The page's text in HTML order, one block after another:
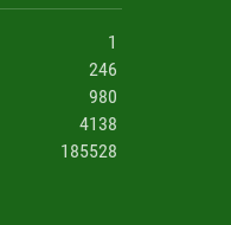
1
246
980
4138
185528